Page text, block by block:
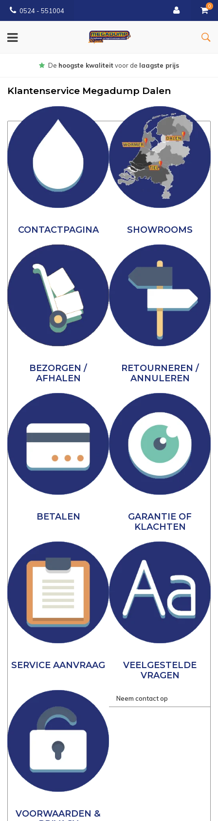
0524 - 551004
0
Gratisbezorgd vanaf
Klantenservice Megadump Dalen
CONTACTPAGINA SHOWROOMS
BEZORGEN /
AFHALEN
RETOURNEREN /
ANNULEREN
BETALEN
GARANTIE OF
KLACHTEN
SERVICE AANVRAAG
VEELGESTELDE
VRAGEN
VOORWAARDEN &
Neem contact op